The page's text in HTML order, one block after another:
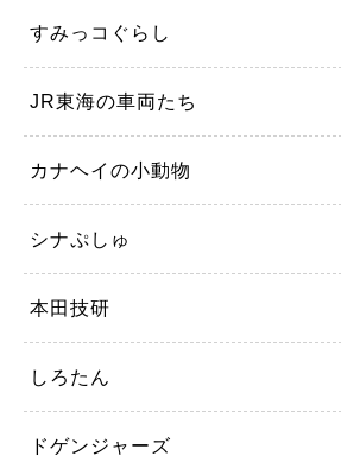
すみっコぐらし
JR東海の車両たち
カナヘイの小動物
シナぷしゅ
本田技研
しろたん
ドゲンジャーズ